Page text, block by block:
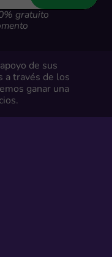
gratuito
de sus
a través de los
ganar una